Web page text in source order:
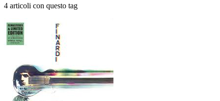
4 articoli con questo tag